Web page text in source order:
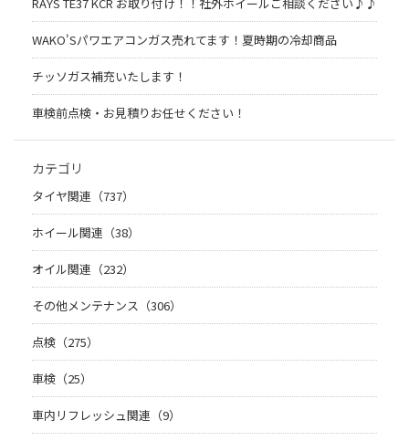
WAKO'Sパワエアコンガス売れてます！夏時期の冷却商品
チッソガス補充いたします！
車検前点検・お見積りお任せください！
カテゴリ
タイヤ関連（737）
ホイール関連（38）
オイル関連（232）
その他メンテナンス（306）
点検（275）
車検（25）
車内リフレッシュ関連（9）